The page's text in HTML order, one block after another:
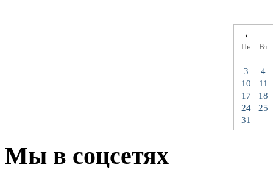
‹
Пн Вт
3
4
10
11
17
18
24
25
31
Мы в соцсетях